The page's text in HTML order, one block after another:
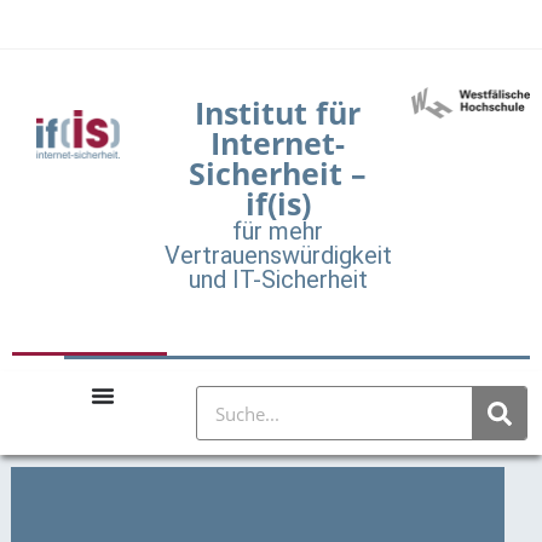
Institut für
Internet-
Sicherheit –
if(is)
für mehr
Vertrauenswürdigkeit
und IT-Sicherheit